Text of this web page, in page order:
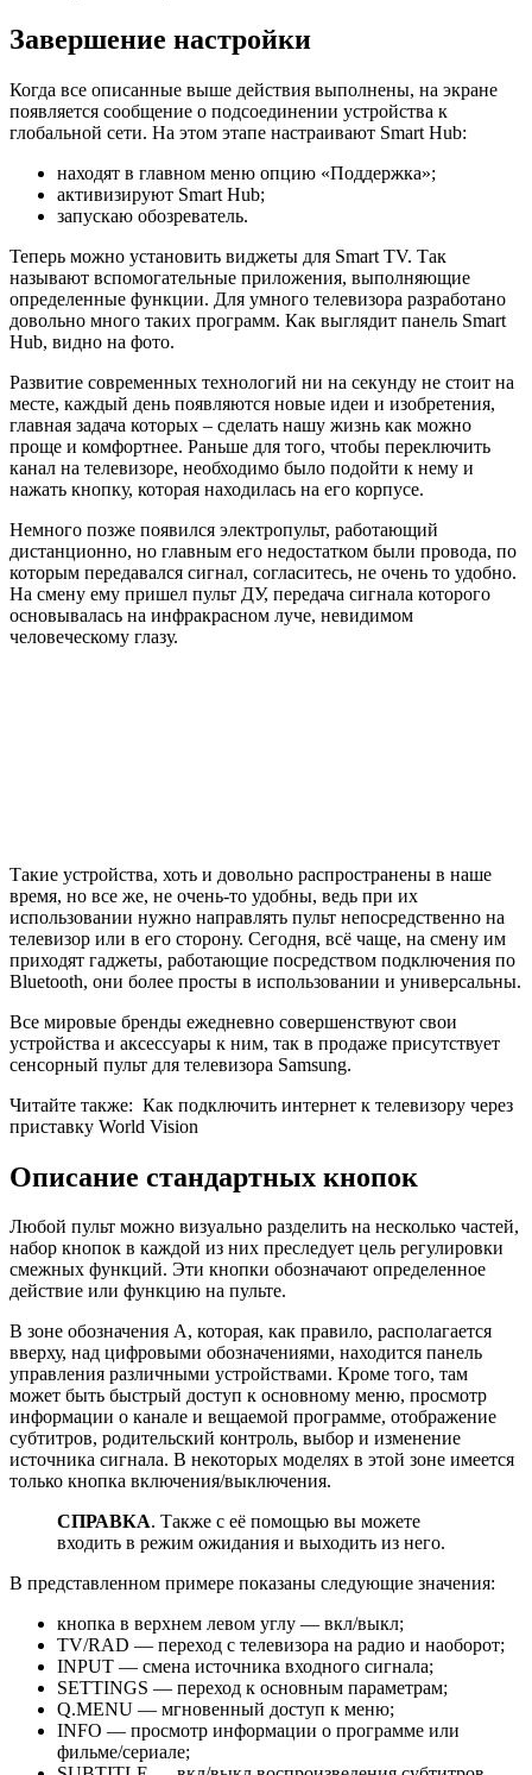
Завершение настройки
Когда все описанные выше действия выполнены, на экране
появляется сообщение о подсоединении устройства к
глобальной сети. На этом этапе настраивают Smart Hub:
находят в главном меню опцию «Поддержка»;
активизируют Smart Hub;
запускаю обозреватель.
Теперь можно установить виджеты для Smart TV. Так
называют вспомогательные приложения, выполняющие
определенные функции. Для умного телевизора разработано
довольно много таких программ. Как выглядит панель Smart
Hub, видно на фото.
Развитие современных технологий ни на секунду не стоит на
месте, каждый день появляются новые идеи и изобретения,
главная задача которых – сделать нашу жизнь как можно
проще и комфортнее. Раньше для того, чтобы переключить
канал на телевизоре, необходимо было подойти к нему и
нажать кнопку, которая находилась на его корпусе.
Немного позже появился электропульт, работающий
дистанционно, но главным его недостатком были провода, по
которым передавался сигнал, согласитесь, не очень то удобно.
На смену ему пришел пульт ДУ, передача сигнала которого
основывалась на инфракрасном луче, невидимом
человеческому глазу.
Такие устройства, хоть и довольно распространены в наше
время, но все же, не очень-то удобны, ведь при их
использовании нужно направлять пульт непосредственно на
телевизор или в его сторону. Сегодня, всё чаще, на смену им
приходят гаджеты, работающие посредством подключения по
Bluetooth, они более просты в использовании и универсальны.
Все мировые бренды ежедневно совершенствуют свои
устройства и аксессуары к ним, так в продаже присутствует
сенсорный пульт для телевизора Samsung.
Читайте также: Как подключить интернет к телевизору через
приставку World Vision
Описание стандартных кнопок
Любой пульт можно визуально разделить на несколько частей,
набор кнопок в каждой из них преследует цель регулировки
смежных функций. Эти кнопки обозначают определенное
действие или функцию на пульте.
В зоне обозначения А, которая, как правило, располагается
вверху, над цифровыми обозначениями, находится панель
управления различными устройствами. Кроме того, там
может быть быстрый доступ к основному меню, просмотр
информации о канале и вещаемой программе, отображение
субтитров, родительский контроль, выбор и изменение
источника сигнала. В некоторых моделях в этой зоне имеется
только кнопка включения/выключения.
СПРАВКА. Также с её помощью вы можете
входить в режим ожидания и выходить из него.
В представленном примере показаны следующие значения:
кнопка в верхнем левом углу — вкл/выкл;
TV/RAD — переход с телевизора на радио и наоборот;
INPUT — смена источника входного сигнала;
SETTINGS — переход к основным параметрам;
Q.MENU — мгновенный доступ к меню;
INFO — просмотр информации о программе или
фильме/сериале;